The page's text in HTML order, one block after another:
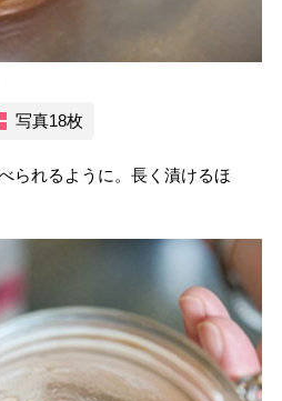
写真18枚
られるように。長く漬けるほ